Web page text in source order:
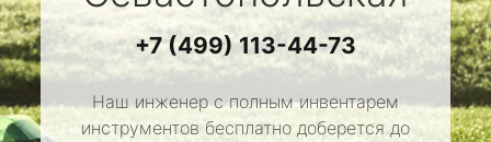
+7 (499) 113-44-73
Наш инженер с полным инвентарем
инструментов бесплатно доберется до